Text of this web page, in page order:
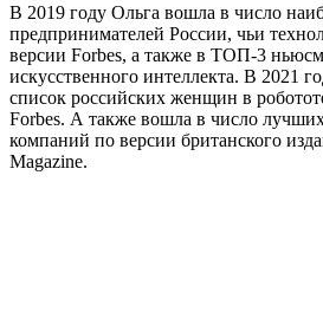
В 2019 году Ольга вошла в число
предпринимателей России, чьи
версии Forbes, а также в ТОП-3
искусственного интеллекта. В 2021
список российских женщин в
Forbes. А также вошла в число
компаний по версии британского
Magazine.